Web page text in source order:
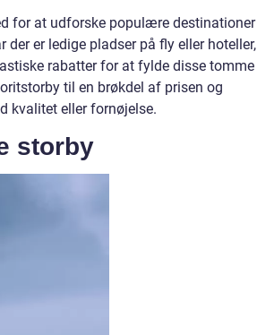
for at udforske populære destinationer
er ledige pladser på fly eller hoteller,
rabatter for at fylde disse tomme
til en brøkdel af prisen og
kvalitet eller fornøjelse.
storby